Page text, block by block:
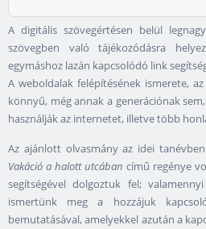
A digitális szövegértésen belül
szövegben való tájékozódásra
egymáshoz lazán kapcsolódó link
A weboldalak felépítésének ismerete,
könnyű, még annak a generációnak
használják az internetet, illetve több
Az ajánlott olvasmány az idei
Vakáció a halott utcában című regénye
segítségével dolgoztuk fel;
ismertünk meg a hozzájuk
bemutatásával, amelyekkel azután a